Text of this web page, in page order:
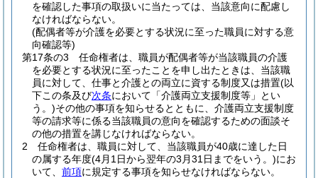
を確認した事項の取扱いに当たっては、当該意向に配慮し
なければならない。
(配偶者等が介護を必要とする状況に至った職員に対する意
向確認等)
第17条の3
任命権者は、職員が配偶者等が当該職員の介護
を必要とする状況に至ったことを申し出たときは、当該職
員に対して、仕事と介護との両立に資する制度又は措置(以
下この条及び次条において「介護両立支援制度等」とい
う。)その他の事項を知らせるとともに、介護両立支援制度
等の請求等に係る当該職員の意向を確認するための面談そ
の他の措置を講じなければならない。
2
任命権者は、職員に対して、当該職員が40歳に達した日
の属する年度(4月1日から翌年の3月31日までをいう。)にお
いて、 前項に規定する事項を知らせなければならない。